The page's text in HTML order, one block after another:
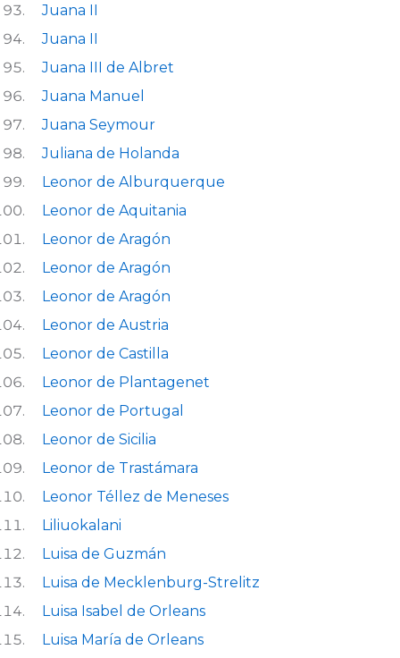
Juana II
Juana II
Juana III de Albret
Juana Manuel
Juana Seymour
Juliana de Holanda
Leonor de Alburquerque
Leonor de Aquitania
Leonor de Aragón
Leonor de Aragón
Leonor de Aragón
Leonor de Austria
Leonor de Castilla
Leonor de Plantagenet
Leonor de Portugal
Leonor de Sicilia
Leonor de Trastámara
Leonor Téllez de Meneses
Liliuokalani
Luisa de Guzmán
Luisa de Mecklenburg-Strelitz
Luisa Isabel de Orleans
Luisa María de Orleans